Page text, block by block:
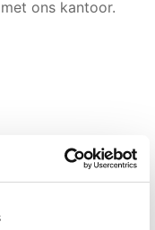
ons kantoor.